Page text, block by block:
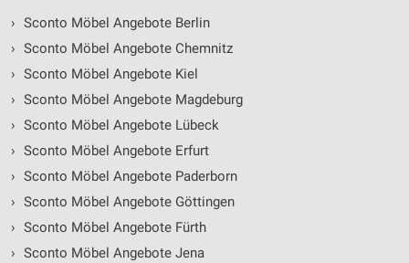
› Sconto Möbel Angebote Berlin
› Sconto Möbel Angebote Chemnitz
› Sconto Möbel Angebote Kiel
› Sconto Möbel Angebote Magdeburg
› Sconto Möbel Angebote Lübeck
› Sconto Möbel Angebote Erfurt
› Sconto Möbel Angebote Paderborn
› Sconto Möbel Angebote Göttingen
› Sconto Möbel Angebote Fürth
› Sconto Möbel Angebote Jena